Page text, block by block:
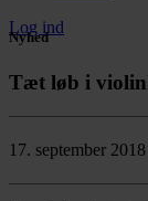
Log ind
Nyhed
Tæt løb i
17. september 2018